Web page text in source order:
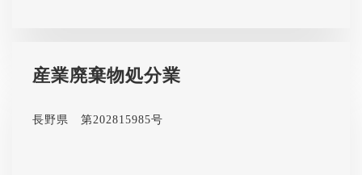
産業廃棄物処分業
長野県 第202815985号